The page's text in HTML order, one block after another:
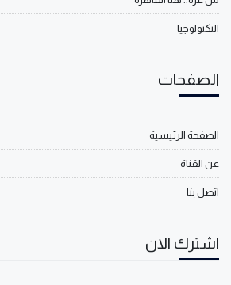
التكنولوجيا
الصفحات
الصفحة الرئيسية
عن القناة
اتصل بنا
اشترك الان